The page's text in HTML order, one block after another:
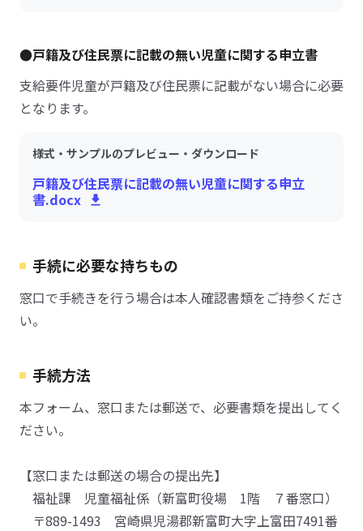
●戸籍及び住民票に記載の無い児童に関する申立書
支給要件児童が戸籍及び住民票に記載がない場合に必要
となります。
様式・サンプルのプレビュー・ダウンロード
戸籍及び住民票に記載の無い児童に関する申立
書.docx
手続に必要な持ちもの
窓口で手続きを行う場合は本人確認書類をご持参くださ
い。
手続方法
本フォーム、窓口または郵送で、必要書類を提出してく
ださい。
【窓口または郵送の場合の提出先】
福祉課 児童福祉係（新富町役場 1階 ７番窓口）
〒889-1493 宮崎県児湯郡新富町大字上富田7491番